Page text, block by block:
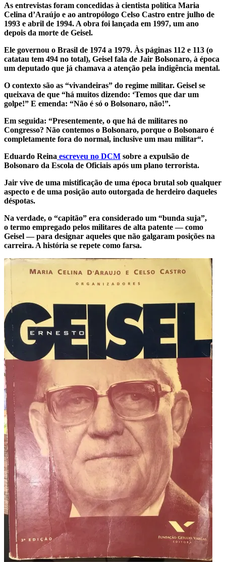
As entrevistas foram concedidas à cientista política Maria
Celina d’Araújo e ao antropólogo Celso Castro entre julho de
1993 e abril de 1994. A obra foi lançada em 1997, um ano
depois da morte de Geisel.
Ele governou o Brasil de 1974 a 1979. Às páginas 112 e 113 (o
catatau tem 494 no total), Geisel fala de Jair Bolsonaro, à época
um deputado que já chamava a atenção pela indigência mental.
O contexto são as “vivandeiras” do regime militar. Geisel se
queixava de que “há muitos dizendo: ‘Temos que dar um
golpe!” E emenda: “Não é só o Bolsonaro, não!”.
Em seguida: “Presentemente, o que há de militares no
Congresso? Não contemos o Bolsonaro, porque o Bolsonaro é
completamente fora do normal, inclusive um mau militar“.
Eduardo Reina escreveu no DCM sobre a expulsão de
Bolsonaro da Escola de Oficiais após um plano terrorista.
Jair vive de uma mistificação de uma época brutal sob qualquer
aspecto e de uma posição auto outorgada de herdeiro daqueles
déspotas.
Na verdade, o “capitão” era considerado um “bunda suja”,
o termo empregado pelos militares de alta patente — como
Geisel — para designar aqueles que não galgaram posições na
carreira. A história se repete como farsa.